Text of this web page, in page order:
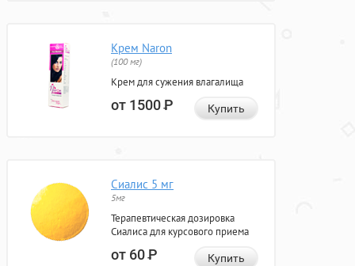
Крем Naron
(100 мг)
Крем для сужения влагалища
от 1500Р Купить
Сиалис 5 мг
5мг
Терапевтическая дозировка
Сиалиса для курсового приема
от 60Р Купить